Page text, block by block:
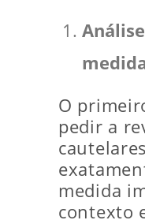
O
pedir a
medida
contexto